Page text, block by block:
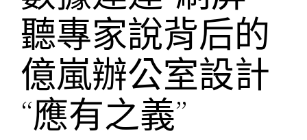
聽專家說背后的
億嵐辦公室設計
“應有之義”